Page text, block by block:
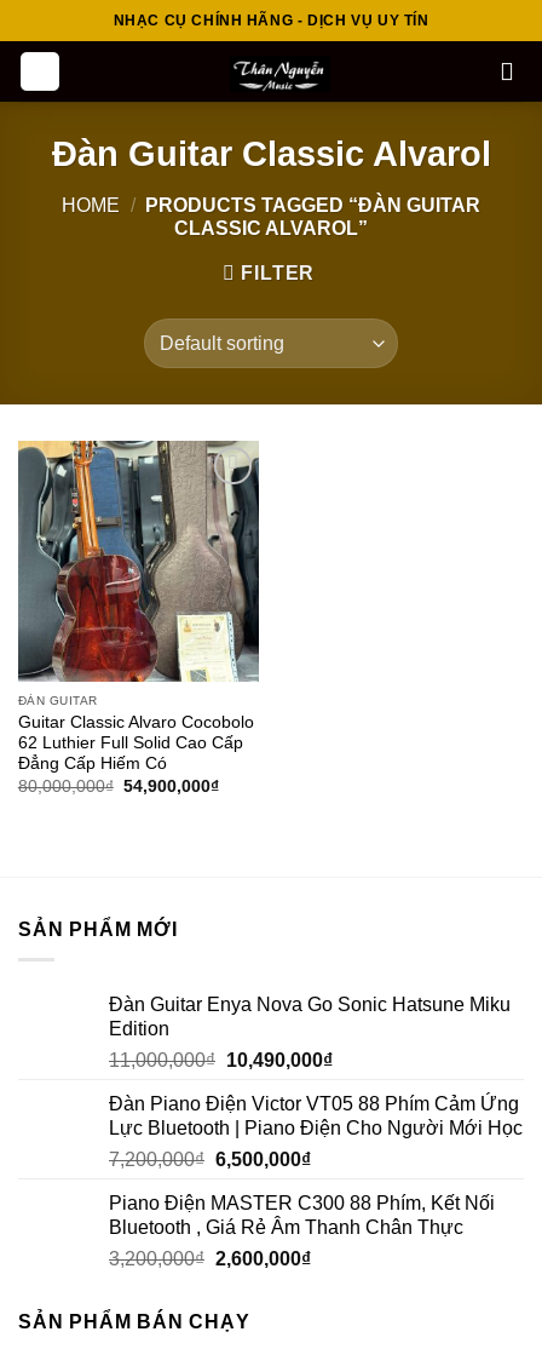
to
NHẠC CỤ CHÍNH HÃNG - DỊCH VỤ UY TÍN
Đàn Guitar Classic Alvarol
HOME /
PRODUCTS TAGGED “ĐÀN GUITAR
CLASSIC ALVAROL”
FILTER
Add to
wishlist
ĐÀN GUITAR
Guitar Classic Alvaro Cocobolo
62 Luthier Full Solid Cao Cấp
Đẳng Cấp Hiếm Có
80,000,000₫ 54,900,000₫
SẢN PHẨM MỚI
Đàn Guitar Enya Nova Go Sonic Hatsune Miku
Edition
11,000,000₫ 10,490,000₫
Đàn Piano Điện Victor VT05 88 Phím Cảm Ứng
Lực Bluetooth | Piano Điện Cho Người Mới Học
7,200,000₫ 6,500,000₫
Piano Điện MASTER C300 88 Phím, Kết Nối
Bluetooth , Giá Rẻ Âm Thanh Chân Thực
3,200,000₫ 2,600,000₫
SẢN PHẨM BÁN CHẠY